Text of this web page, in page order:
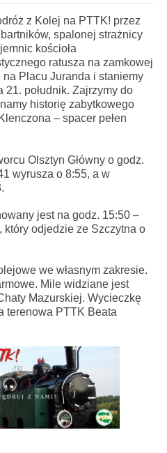
z Kolej na PTTK! przez
spalonej strażnicy
kościoła
ratusza na zamkowej
Placu Juranda i staniemy
południk. Zajrzymy do
historię zabytkowego
– spacer pełen
Olsztyn Główny o godz.
wyrusza o 8:55, a w
jest na godz. 15:50 –
odjedzie ze Szczytna o
we własnym zakresie.
Mile widziane jest
Mazurskiej. Wycieczkę
terenowa PTTK Beata